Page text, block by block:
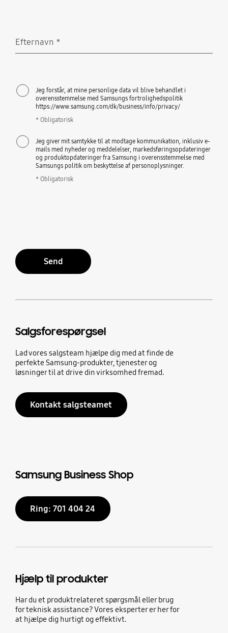
Efternavn *
Jeg forstår, at mine personlige data vil blive behandlet i
overensstemmelse med Samsungs fortrolighedspolitik
https://www.samsung.com/dk/business/info/privacy/
* Obligatorisk
Jeg giver mit samtykke til at modtage kommunikation, inklusiv e-
mails med nyheder og meddelelser, markedsføringsopdateringer
og produktopdateringer fra Samsung i overensstemmelse med
Samsungs politik om beskyttelse af personoplysninger.
* Obligatorisk
Send
Salgsforespørgsel
Lad vores salgsteam hjælpe dig med at finde de
perfekte Samsung-produkter, tjenester og
løsninger til at drive din virksomhed fremad.
Kontakt salgsteamet
Samsung Business Shop
Ring: 701 404 24
Hjælp til produkter
Har du et produktrelateret spørgsmål eller brug
for teknisk assistance? Vores eksperter er her for
at hjælpe dig hurtigt og effektivt.